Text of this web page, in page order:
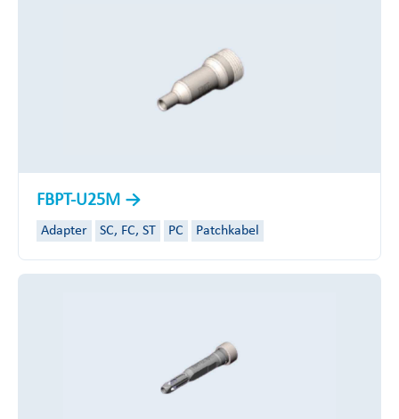
FBPT-U25M
Adapter SC, FC, ST PC Patchkabel